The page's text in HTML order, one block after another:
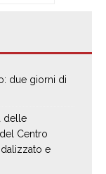
due giorni di
delle
Centro
e